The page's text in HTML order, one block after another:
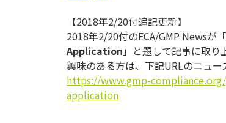
【2018年2/20付追記更新】
2018年2/20付のECA/GMP Newsが「
Application 」と題して記事に取り
興味のある方は、下記URLのニュー
https://www.gmp-compliance.
application